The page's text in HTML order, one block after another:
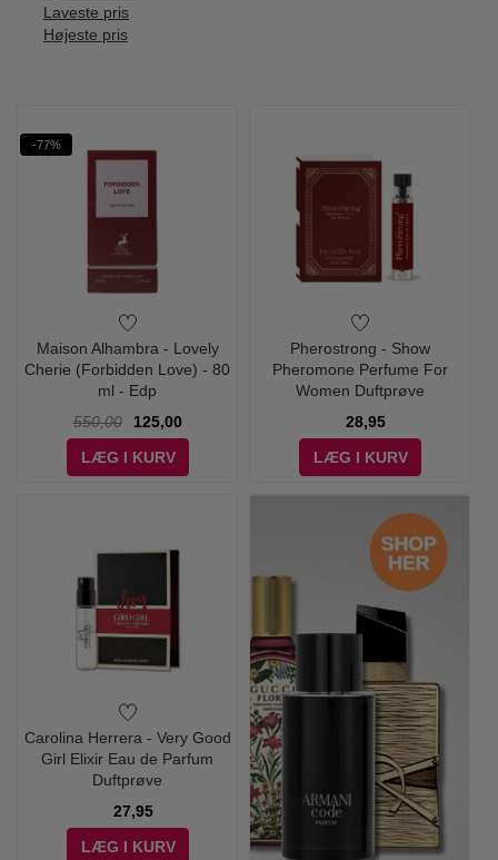
Laveste pris
Højeste pris
-77%
Maison Alhambra - Lovely
Cherie (Forbidden Love) - 80
ml - Edp
550,00
125,00
LÆG I KURV
Pherostrong - Show
Pheromone Perfume For
Women Duftprøve
28,95
LÆG I KURV
Carolina Herrera - Very Good
Girl Elixir Eau de Parfum
Duftprøve
27,95
LÆG I KURV